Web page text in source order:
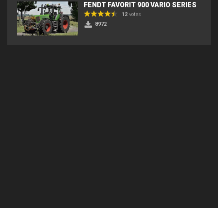
FENDT FAVORIT 900 VARIO SERIES
12 votes
8972